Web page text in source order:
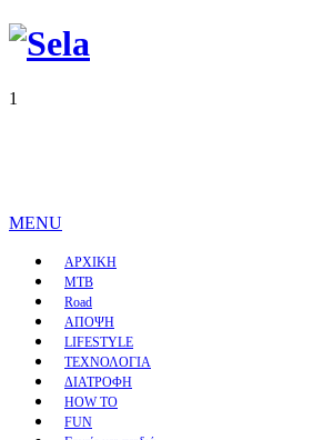
1
MENU
ΑΡΧΙΚΗ
MTB
Road
ΑΠΟΨΗ
LIFESTYLE
ΤΕΧΝΟΛΟΓΙΑ
ΔΙΑΤΡΟΦΗ
HOW TO
FUN